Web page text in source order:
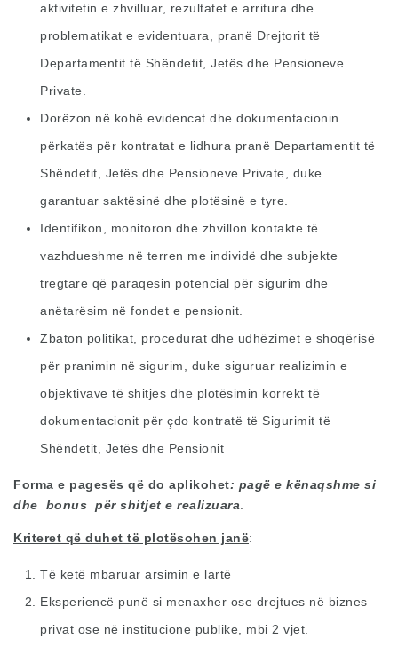
aktivitetin e zhvilluar, rezultatet e arritura dhe
problematikat e evidentuara, pranë Drejtorit të
Departamentit të Shëndetit, Jetës dhe Pensioneve
Private.
Dorëzon në kohë evidencat dhe dokumentacionin
përkatës për kontratat e lidhura pranë Departamentit të
Shëndetit, Jetës dhe Pensioneve Private, duke
garantuar saktësinë dhe plotësinë e tyre.
Identifikon, monitoron dhe zhvillon kontakte të
vazhdueshme në terren me individë dhe subjekte
tregtare që paraqesin potencial për sigurim dhe
anëtarësim në fondet e pensionit.
Zbaton politikat, procedurat dhe udhëzimet e shoqërisë
për pranimin në sigurim, duke siguruar realizimin e
objektivave të shitjes dhe plotësimin korrekt të
dokumentacionit për çdo kontratë të Sigurimit të
Shëndetit, Jetës dhe Pensionit
Forma e pagesës që do aplikohet: pagë e kënaqshme si
dhe bonus për shitjet e realizuara
Kriteret që duhet të plotësohen janë:
Të ketë mbaruar arsimin e lartë
Eksperiencë punë si menaxher ose drejtues në biznes
privat ose në institucione publike, mbi 2 vjet.